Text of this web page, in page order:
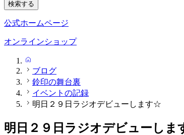
公式ホームページ
オンラインショップ
ブログ
鈴印の舞台裏
イベントの記録
明日２９日ラジオデビューします☆
明日２９日ラジオデビューし